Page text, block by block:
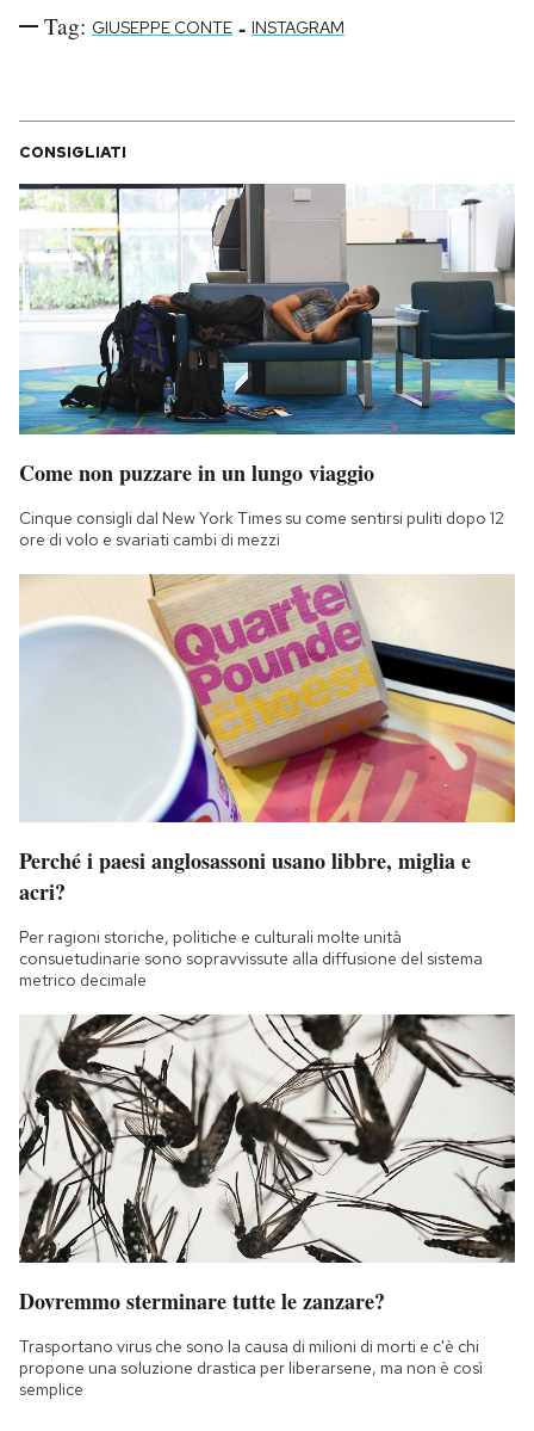
Tag: GIUSEPPE CONTE - INSTAGRAM
CONSIGLIATI
Come non puzzare in un lungo viaggio
Cinque consigli dal New York Times su come sentirsi puliti dopo 12
ore di volo e svariati cambi di mezzi
Perché i paesi anglosassoni usano libbre, miglia e
acri?
Per ragioni storiche, politiche e culturali molte unità
consuetudinarie sono sopravvissute alla diffusione del sistema
metrico decimale
Dovremmo sterminare tutte le zanzare?
Trasportano virus che sono la causa di milioni di morti e c'è chi
propone una soluzione drastica per liberarsene, ma non è così
semplice